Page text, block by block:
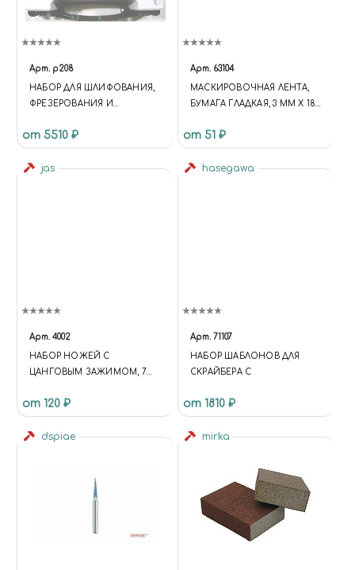
Арт. p208
НАБОР ДЛЯ ШЛИФОВАНИЯ,
ФРЕЗЕРОВАНИЯ И
ПЛАСТИКОВОМ ЧЕМОДАНЕ
от 5510 ₽
Арт. 63104
МАСКИРОВОЧНАЯ ЛЕНТА,
БУМАГА ГЛАДКАЯ, 3 ММ Х 18
от 51 ₽
jas
Арт. 4002
НАБОР НОЖЕЙ С
ЦАНГОВЫМ ЗАЖИМОМ, 7
от 120 ₽
hasegawa
Арт. 71107
НАБОР ШАБЛОНОВ ДЛЯ
СКРАЙБЕРА C
от 1810 ₽
dspiae mirka